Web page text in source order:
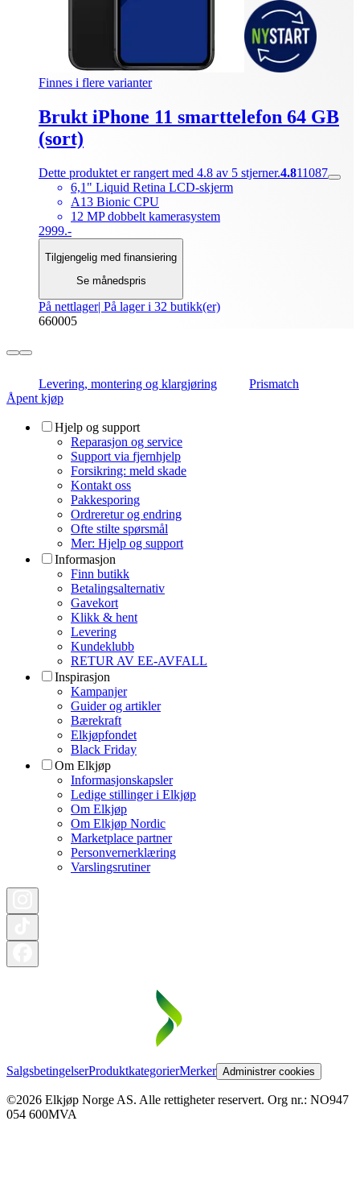
Finnes i flere varianter
Brukt iPhone 11 smarttelefon 64 GB
(sort)
Dette produktet er rangert med 4.8 av 5 stjerner.4.811087
6,1" Liquid Retina LCD-skjerm
A13 Bionic CPU
12 MP dobbelt kamerasystem
2999.-
Tilgjengelig med finansiering
Se månedspris
På nettlager| På lager i 32 butikk(er)
660005
Levering, montering og klargjøring
Prismatch
Åpent kjøp
Hjelp og support
Reparasjon og service
Support via fjernhjelp
Forsikring: meld skade
Kontakt oss
Pakkesporing
Ordreretur og endring
Ofte stilte spørsmål
Mer: Hjelp og support
Informasjon
Finn butikk
Betalingsalternativ
Gavekort
Klikk & hent
Levering
Kundeklubb
RETUR AV EE-AVFALL
Inspirasjon
Kampanjer
Guider og artikler
Bærekraft
Elkjøpfondet
Black Friday
Om Elkjøp
Informasjonskapsler
Ledige stillinger i Elkjøp
Om Elkjøp
Om Elkjøp Nordic
Marketplace partner
Personvernerklæring
Varslingsrutiner
SalgsbetingelserProduktkategorierMerker Administrer cookies
©2026 Elkjøp Norge AS. Alle rettigheter reservert. Org nr.: NO947
054 600MVA